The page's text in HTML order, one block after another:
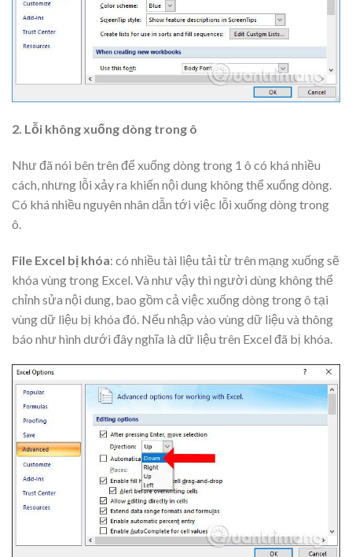
2. Lỗi không xuống dòng trong ô
Như đã nói bên trên để xuống dòng trong 1 ô có khá nhiều
cách, nhưng lỗi xảy ra khiến nội dung không thể xuống dòng.
Có khá nhiều nguyên nhân dẫn tới việc lỗi xuống dòng trong
ô.
File Excel bị khóa: có nhiều tài liệu tải từ trên mạng xuống sẽ
khóa vùng trong Excel. Và như vậy thì người dùng không thể
chỉnh sửa nội dung, bao gồm cả việc xuống dòng trong ô tại
vùng dữ liệu bị khóa đó. Nếu nhập vào vùng dữ liệu và thông
báo như hình dưới đây nghĩa là dữ liệu trên Excel đã bị khóa.